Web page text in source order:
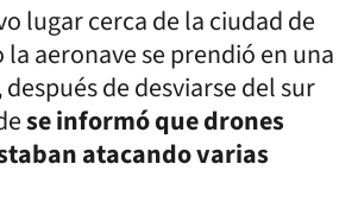
lugar cerca de la ciudad de
aeronave se prendió en una
de desviarse del sur
se informó que drones
atacando varias